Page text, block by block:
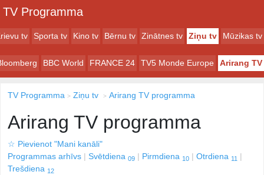
TV Programma
tv Sporta tv Kino tv Bērnu tv Zinātnes tv Ziņu tv Mūzikas tv
BBC World FRANCE 24 TV5 Monde Europe Arirang TV
TV Programma Ziņu tv Arirang TV programma
Arirang TV programma
☆ Pievienot "Mani kanāli"
Programmas arhīvs
Svētdiena 09 Pirmdiena 10 Otrdiena 11
Trešdiena 12